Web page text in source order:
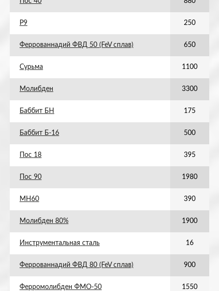
Р9 250
Феррованнадий ФВД 50 (FeV сплав) 650
Сурьма 1100
Молибден 3300
Баббит БН 175
Баббит Б-16 500
Пос 18 395
Пос 90 1980
МН60 390
Молибден 80% 1900
Инструментальная сталь 16
Феррованнадий ФВД 80 (FeV сплав) 900
Ферромолибден ФМО-50 1550